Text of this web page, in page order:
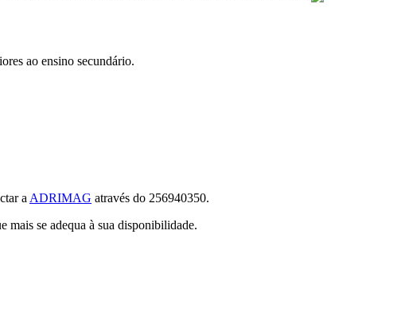
ao ensino secundário.
a ADRIMAG através do 256940350.
mais se adequa à sua disponibilidade.